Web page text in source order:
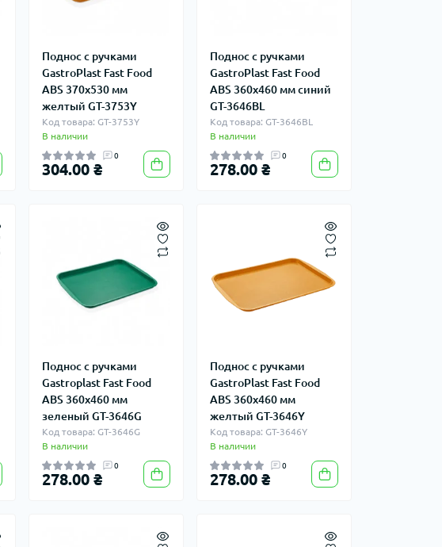
Поднос с ручками
GastroPlast Fast Food
ABS 370х530 мм
желтый GT-3753Y
Код товара: GT-3753Y
В наличии
0
304.00 ₴
Поднос с ручками
GastroPlast Fast Food
ABS 360х460 мм синий
GT-3646BL
Код товара: GT-3646BL
В наличии
0
278.00 ₴
Поднос с ручками
Gastroplast Fast Food
ABS 360х460 мм
зеленый GT-3646G
Код товара: GT-3646G
В наличии
0
278.00 ₴
Поднос с ручками
GastroPlast Fast Food
ABS 360х460 мм
желтый GT-3646Y
Код товара: GT-3646Y
В наличии
0
278.00 ₴